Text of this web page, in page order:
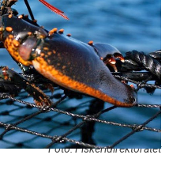
Foto: Fiskeridirektoratet